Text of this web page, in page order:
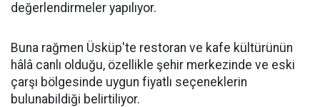
değerlendirmeler yapılıyor.
Buna rağmen Üsküp'te restoran ve kafe kültürünün
hâlâ canlı olduğu, özellikle şehir merkezinde ve eski
çarşı bölgesinde uygun fiyatlı seçeneklerin
bulunabildiği belirtiliyor.